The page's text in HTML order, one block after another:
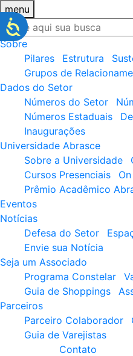
menu
Sobre
Pilares
Estrutura
Grupos de
Dados do Setor
Números do Setor
Números Estaduais
Inaugurações
Universidade Abrasce
Sobre a Universidade
Cursos Presenciais
Prêmio Acadêmico
Eventos
Notícias
Defesa do Setor
Envie sua Notícia
Seja um Associado
Programa Constelar
Guia de Shoppings
Parceiros
Parceiro Colaborador
Guia de Varejistas
Contato